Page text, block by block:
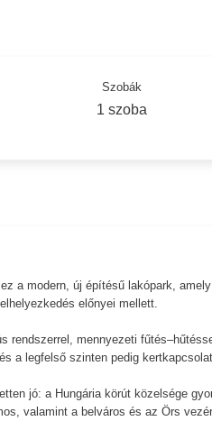
Szobák
1 szoba
a modern, új építésű lakópark,
előnyei mellett.
rendszerrel, mennyezeti
a legfelső szinten pedig
jó: a Hungária körút közelsége
valamint a belváros és az Örs